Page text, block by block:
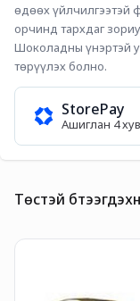
өдөөх үйлчилгээтэй
орчинд тархдаг
Шоколадны үнэртэй
төрүүлэх болно.
StorePay
Ашиглан 4
Төстэй бүтээгдэхүүн